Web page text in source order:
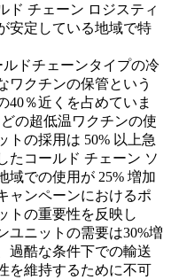
ド チェーン ロジスティ
安定している地域で特
ルドチェーンタイプの冷
ワクチンの保管という
40％近くを占めていま
の超低温ワクチンの使
トの採用は 50% 以上急
たコールド チェーン ソ
域での使用が 25% 増加
ャンペーンにおけるポ
トの重要性を反映し
ユニットの需要は30%増
過酷な条件下での輸送
を維持するために不可